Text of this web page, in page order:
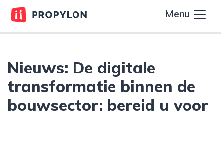
Menu
Nieuws: De digitale
transformatie binnen de
bouwsector: bereid u voor